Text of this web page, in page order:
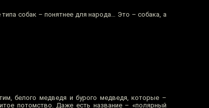
собак – понятнее для народа… Это – собака, а
белого медведя и бурого медведя, которые –
потомство. Даже есть название – «полярный